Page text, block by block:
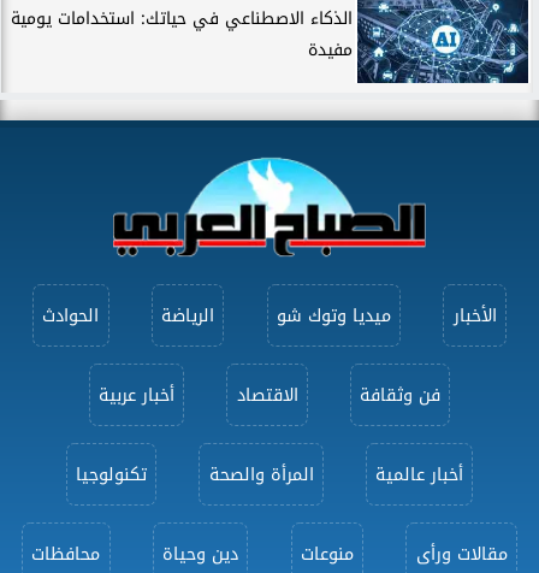
الذكاء الاصطناعي في حياتك: استخدامات يومية
مفيدة
الأخبار ميديا وتوك شو الرياضة الحوادث
فن وثقافة الاقتصاد أخبار عربية
أخبار عالمية المرأة والصحة تكنولوجيا
مقالات ورأى منوعات دين وحياة محافظات